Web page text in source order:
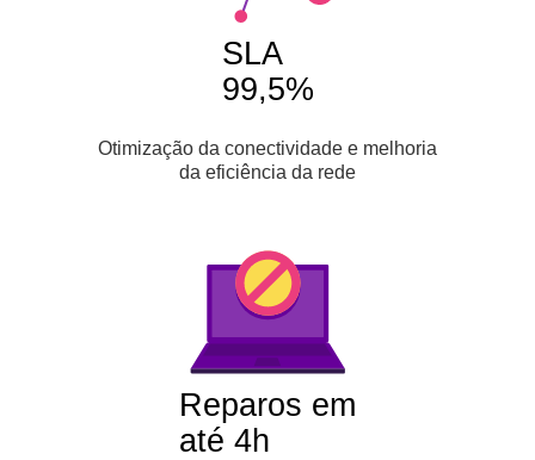
SLA
99,5%
Otimização da conectividade e melhoria
da eficiência da rede
Reparos em
até 4h